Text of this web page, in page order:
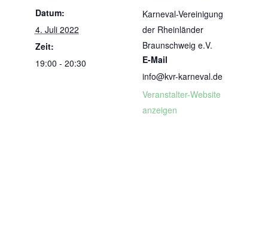
Datum:
4. Juli 2022
Zeit:
19:00 - 20:30
Karneval-Vereinigung
der Rheinländer
Braunschweig e.V.
E-Mail
info@kvr-karneval.de
Veranstalter-Website
anzeigen